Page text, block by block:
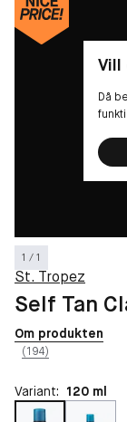
1 / 1
Vill
Då
St. Tropez
Self Tan
Om produkten
(194)
Variant: 120 ml